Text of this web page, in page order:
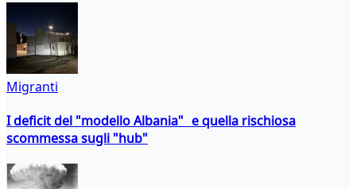
Migranti
I deficit del "modello Albania" e quella rischiosa
scommessa sugli "hub"